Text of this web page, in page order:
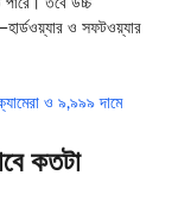
পারে। তবে উচ্চ
ও সফটওয়্যার
ও ৯,৯৯৯ দামে
কতটা